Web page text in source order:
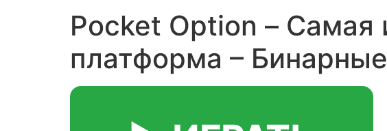
Pocket Option – Самая
платформа –